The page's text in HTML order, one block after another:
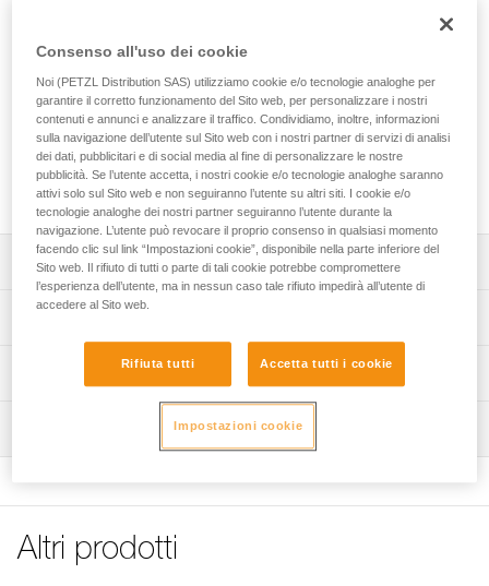
Il pettorale TOP consente di trasformare le imbracature
basse AVAO SIT, AVAO SIT FAST, FALCON e FALCON
MOUNTAIN in imbracature anticaduta. Le bretelle imbottite
sono separate dal collo per limitare gli sfregamenti. In caso
di carico sulla cintura, il pettorale TOP assume questo carico
e lo ripartisce sulle spalle.
Descrizione
Trasforma le imbracature basse AVAO SIT, AVAO SIT
Costruzione confortevole:
- le bretelle separate dal collo limitano gli sfregamenti,
- le fettucce sottili e scorrevoli consentono maggiore
libertà e facilità di movimento,
Installazione semplificata:
- s’installa nella parte posteriore dell’imbracatura sulla
Punto di attacco sternale: collegamento di un sistema di
arresto caduta.
Dettagli codice
Codice : C081AB00
Colore(i) : nero, giallo
Informazioni tecniche
Dichiarazione di conformità
Scarica il pdf CE_UE-Declaration-TOP_C081AB0X
FAQ
Scarica il pdf verif-EPI-harnais-PRO-suivi-IT
Altri prodotti
Consenso all'uso dei cookie
Noi (PETZL Distribution SAS) utilizziamo cookie e/o tecnologie analoghe per
garantire il corretto funzionamento del Sito web, per personalizzare i nostri
contenuti e annunci e analizzare il traffico. Condividiamo, inoltre, informazioni
sulla navigazione dell’utente sul Sito web con i nostri partner di servizi di analisi
dei dati, pubblicitari e di social media al fine di personalizzare le nostre
pubblicità. Se l’utente accetta, i nostri cookie e/o tecnologie analoghe saranno
attivi solo sul Sito web e non seguiranno l’utente su altri siti. I cookie e/o
tecnologie analoghe dei nostri partner seguiranno l’utente durante la
navigazione. L’utente può revocare il proprio consenso in qualsiasi momento
facendo clic sul link “Impostazioni cookie”, disponibile nella parte inferiore del
Sito web. Il rifiuto di tutti o parte di tali cookie potrebbe compromettere
l’esperienza dell’utente, ma in nessun caso tale rifiuto impedirà all’utente di
accedere al Sito web.
Rifiuta tutti Accetta tutti i cookie
Impostazioni cookie